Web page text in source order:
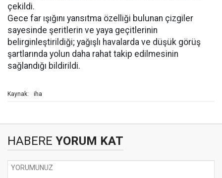
çekildi.
Gece far ışığını yansıtma özelliği bulunan çizgiler
sayesinde şeritlerin ve yaya geçitlerinin
belirginleştirildiği; yağışlı havalarda ve düşük görüş
şartlarında yolun daha rahat takip edilmesinin
sağlandığı bildirildi.
Kaynak: iha
HABERE YORUM KAT